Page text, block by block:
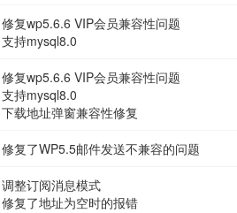
修复wp5.6.6 VIP会员兼容性问题
支持mysql8.0
修复wp5.6.6 VIP会员兼容性问题
支持mysql8.0
下载地址弹窗兼容性修复
修复了WP5.5邮件发送不兼容的问题
调整订阅消息模式
修复了地址为空时的报错